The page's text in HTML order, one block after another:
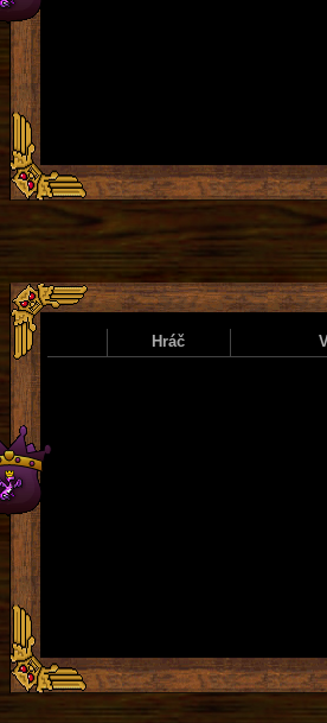
Hráč